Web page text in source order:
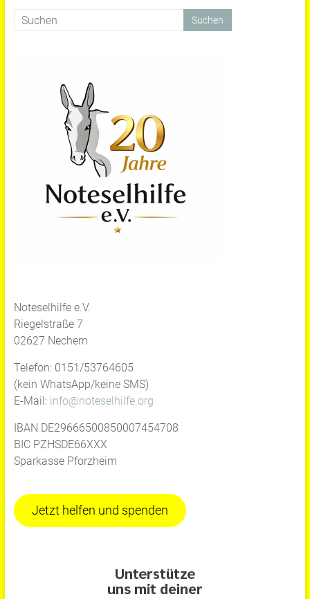
Noteselhilfe e.V.
Riegelstraße 7
02627 Nechern
Telefon: 0151/53764605
(kein WhatsApp/keine SMS)
E-Mail: info@noteselhilfe.org
IBAN DE29666500850007454708
BIC PZHSDE66XXX
Sparkasse Pforzheim
Jetzt helfen und spenden